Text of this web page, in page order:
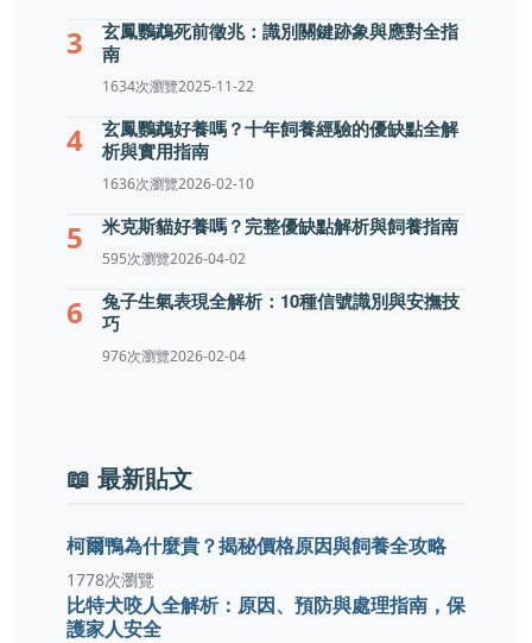
3
玄鳳鸚鵡死前徵兆：識別關鍵跡象與應對全指
南
1634次瀏覽2025-11-22
4
玄鳳鸚鵡好養嗎？十年飼養經驗的優缺點全解
析與實用指南
1636次瀏覽2026-02-10
5 米克斯貓好養嗎？完整優缺點解析與飼養指南
595次瀏覽2026-04-02
6
兔子生氣表現全解析：10種信號識別與安撫技
巧
976次瀏覽2026-02-04
📖 最新貼文
柯爾鴨為什麼貴？揭秘價格原因與飼養全攻略
1778次瀏覽
比特犬咬人全解析：原因、預防與處理指南，保
護家人安全